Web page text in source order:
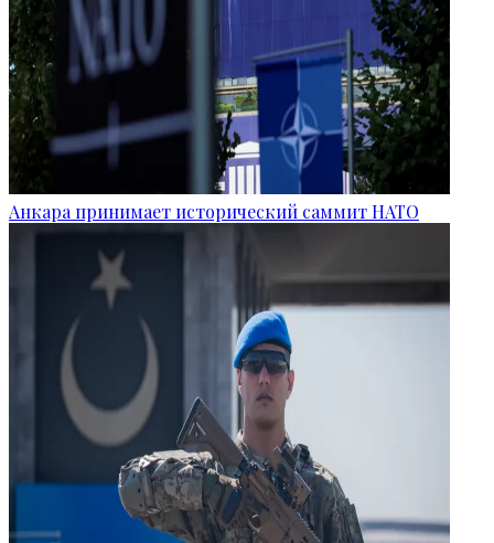
Анкара принимает исторический саммит НАТО